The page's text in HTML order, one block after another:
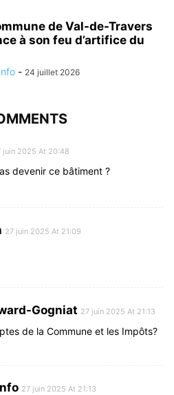
de Val-de-Travers
à son feu d’artifice du
- 24 juillet 2026
juin 2025 At 20:48
devenir ce bâtiment ?
27 juin 2025 At 21:09
Gogniat 27 juin 2025 At 21:13
de la Commune et les Impôts?
27 juin 2025 At 21:13